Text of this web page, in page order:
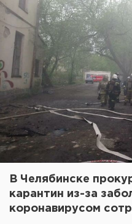
В Челябинске
карантин из-за
коронавирусом